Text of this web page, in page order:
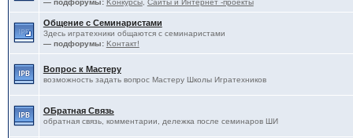
— подфорумы: Kонкурсы, Сайты и Интернет -проекты
Общение с Семинаристами
Здесь игратехники общаются с семинаристами
— подфорумы: Kонтакт!
Вопрос к Мастеру
возможность задать вопрос Мастеру Школы Игратехников
ОБратная Связь
обратная связь, комментарии, дележка после семинаров ШИ